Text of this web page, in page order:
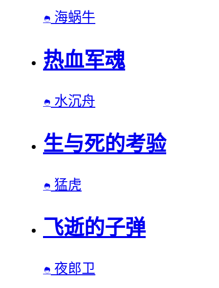
 海蜗牛
热血军魂
 水沉舟
生与死的考验
 猛虎
飞逝的子弹
 夜郎卫